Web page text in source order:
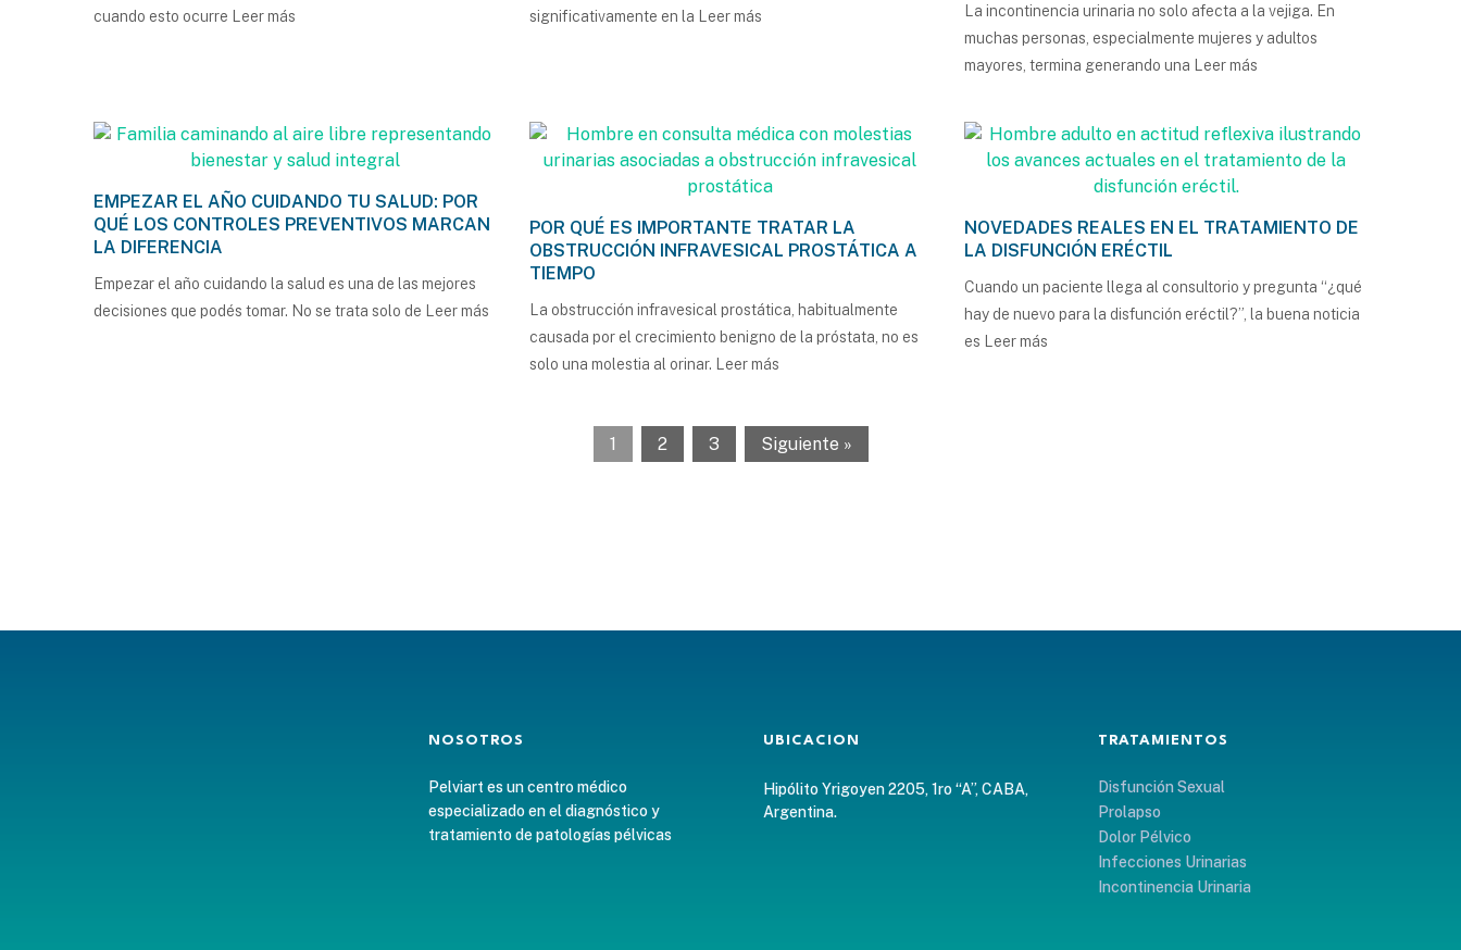
cuando esto ocurre Leer más
significativamente en la Leer más
La incontinencia urinaria no solo afecta a la vejiga. En
muchas personas, especialmente mujeres y adultos
mayores, termina generando una Leer más
EMPEZAR EL AÑO CUIDANDO TU SALUD: POR
QUÉ LOS CONTROLES PREVENTIVOS MARCAN
LA DIFERENCIA
Empezar el año cuidando la salud es una de las mejores
decisiones que podés tomar. No se trata solo de Leer más
POR QUÉ ES IMPORTANTE TRATAR LA
OBSTRUCCIÓN INFRAVESICAL PROSTÁTICA A
TIEMPO
La obstrucción infravesical prostática, habitualmente
causada por el crecimiento benigno de la próstata, no es
solo una molestia al orinar. Leer más
NOVEDADES REALES EN EL TRATAMIENTO DE
LA DISFUNCIÓN ERÉCTIL
Cuando un paciente llega al consultorio y pregunta “¿qué
hay de nuevo para la disfunción eréctil?”, la buena noticia
es Leer más
1 2 3 Siguiente »
NOSOTROS
Pelviart es un centro médico
especializado en el diagnóstico y
tratamiento de patologías pélvicas
UBICACION
Hipólito Yrigoyen 2205, 1ro “A”, CABA,
Argentina.
TRATAMIENTOS
Disfunción Sexual
Prolapso
Dolor Pélvico
Infecciones Urinarias
Incontinencia Urinaria